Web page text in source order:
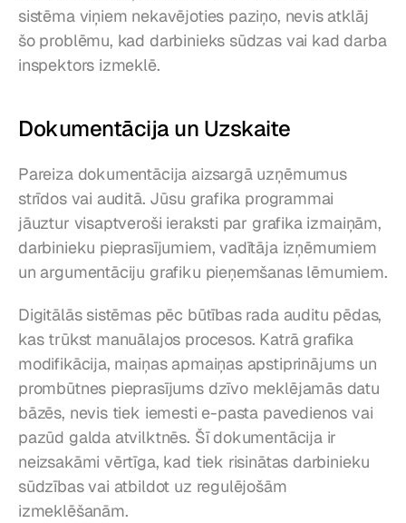
sistēma viņiem nekavējoties paziņo, nevis atklāj
šo problēmu, kad darbinieks sūdzas vai kad darba
inspektors izmeklē.
Dokumentācija un Uzskaite
Pareiza dokumentācija aizsargā uzņēmumus
strīdos vai auditā. Jūsu grafika programmai
jāuztur visaptveroši ieraksti par grafika izmaiņām,
darbinieku pieprasījumiem, vadītāja izņēmumiem
un argumentāciju grafiku pieņemšanas lēmumiem.
Digitālās sistēmas pēc būtības rada auditu pēdas,
kas trūkst manuālajos procesos. Katrā grafika
modifikācija, maiņas apmaiņas apstiprinājums un
prombūtnes pieprasījums dzīvo meklējamās datu
bāzēs, nevis tiek iemesti e-pasta pavedienos vai
pazūd galda atvilktnēs. Šī dokumentācija ir
neizsakāmi vērtīga, kad tiek risinātas darbinieku
sūdzības vai atbildot uz regulējošām
izmeklēšanām.